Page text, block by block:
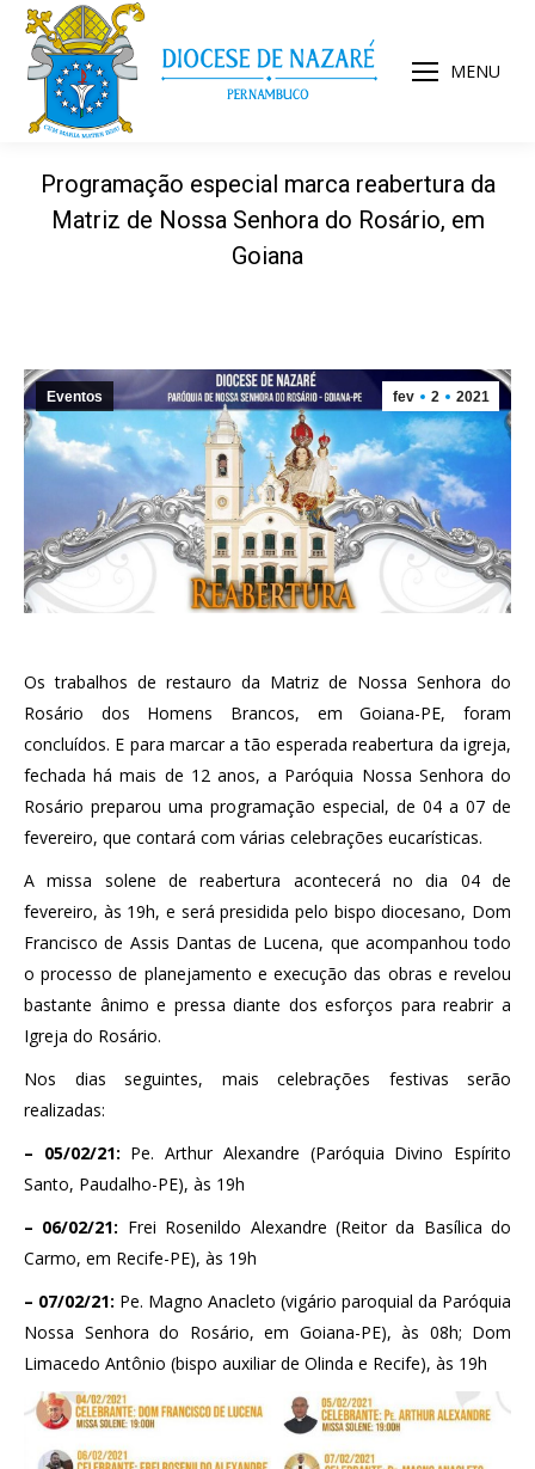
MENU
Programação especial marca reabertura da
Matriz de Nossa Senhora do Rosário, em
Goiana
fev 2 2021
Eventos
Os trabalhos de restauro da Matriz de Nossa Senhora do
Rosário dos Homens Brancos, em Goiana-PE, foram
concluídos. E para marcar a tão esperada reabertura da igreja,
fechada há mais de 12 anos, a Paróquia Nossa Senhora do
Rosário preparou uma programação especial, de 04 a 07 de
fevereiro, que contará com várias celebrações eucarísticas.
A missa solene de reabertura acontecerá no dia 04 de
fevereiro, às 19h, e será presidida pelo bispo diocesano, Dom
Francisco de Assis Dantas de Lucena, que acompanhou todo
o processo de planejamento e execução das obras e revelou
bastante ânimo e pressa diante dos esforços para reabrir a
Igreja do Rosário.
Nos dias seguintes, mais celebrações festivas serão
realizadas:
– 05/02/21: Pe. Arthur Alexandre (Paróquia Divino Espírito
Santo, Paudalho-PE), às 19h
– 06/02/21: Frei Rosenildo Alexandre (Reitor da Basílica do
Carmo, em Recife-PE), às 19h
– 07/02/21: Pe. Magno Anacleto (vigário paroquial da Paróquia
Nossa Senhora do Rosário, em Goiana-PE), às 08h; Dom
Limacedo Antônio (bispo auxiliar de Olinda e Recife), às 19h